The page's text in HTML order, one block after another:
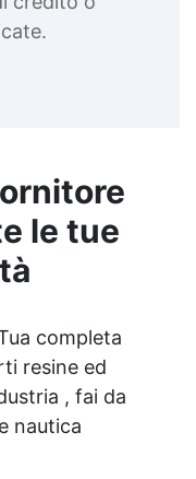
le tue
completa
resine ed
, fai da
nautica